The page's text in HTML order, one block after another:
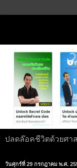
ปลดล๊อคชีวิตด้วยศา
วันศุกร์ที่ 29 กรกฎาคม พ.ศ.